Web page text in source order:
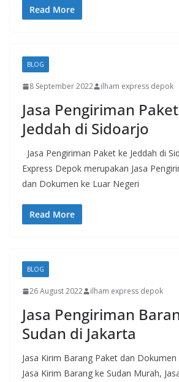
Read More
BLOG
8 September 2022 ilham express depok
Jasa Pengiriman
Jeddah di Sidoarjo
Jasa Pengiriman Paket ke Jeddah di
Express Depok merupakan Jasa
dan Dokumen ke Luar Negeri
Read More
BLOG
26 August 2022 ilham express depok
Jasa Pengiriman
Sudan di Jakarta
Jasa Kirim Barang Paket dan Dokumen
Jasa Kirim Barang ke Sudan Murah,